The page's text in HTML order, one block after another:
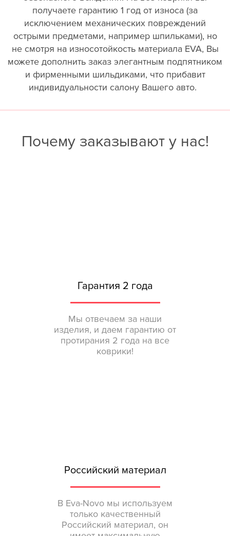
получаете гарантию 1 год от износа (за
исключением механических повреждений
острыми предметами, например шпильками), но
не смотря на износотойкость материала EVA, Вы
можете дополнить заказ элегантным подпятником
и фирменными шильдиками, что прибавит
индивидуальности салону Вашего авто.
Почему заказывают у нас!
Гарантия 2 года
Мы отвечаем за наши
изделия, и даем гарантию от
протирания 2 года на все
коврики!
Российский материал
В Eva-Novo мы используем
только качественный
Российский материал, он